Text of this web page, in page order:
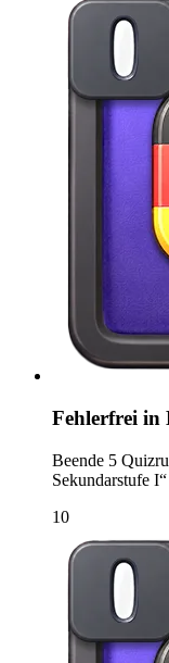
Fehlerfrei in
Beende 5
Sekundarstufe
10